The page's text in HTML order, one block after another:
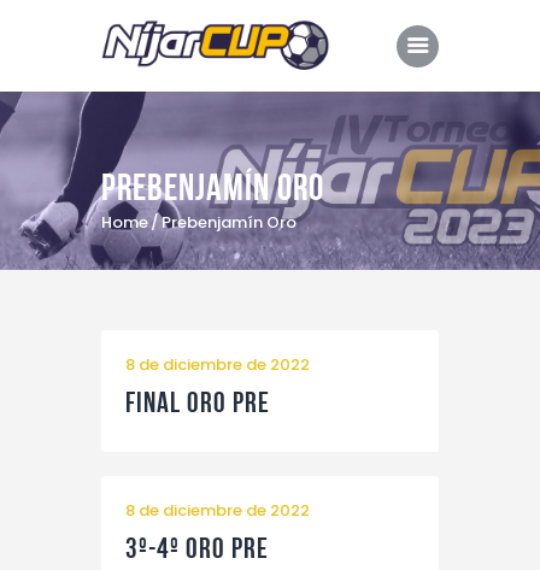
Prebenjamín Oro
Home Prebenjamín Oro
Inicio
Dossier
Retransmisión
Comarca de Níjar
Hoteles oficiales
Contacto
8 de diciembre de 2022
Final Oro Pre
8 de diciembre de 2022
3º-4º Oro Pre